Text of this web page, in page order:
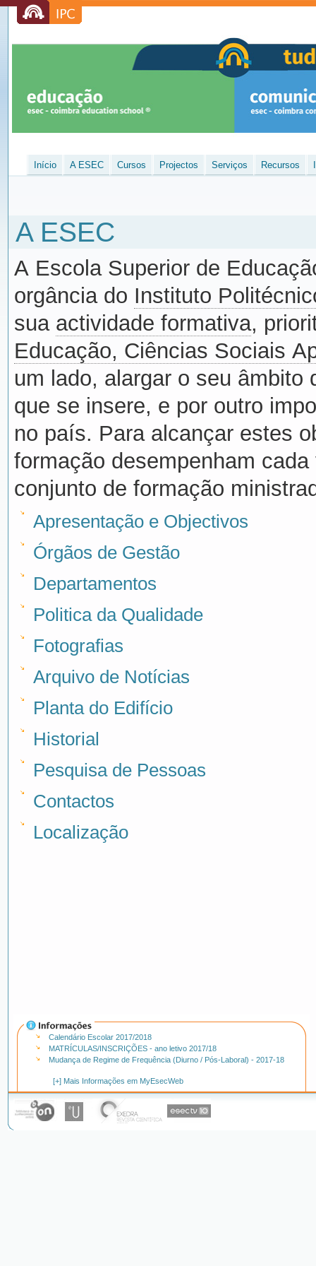
Início A ESEC Cursos Projectos Serviços Recursos
A ESEC
A Escola Superior de
orgância do Instituto
sua actividade formativa,
Educação, Ciências Sociais
um lado, alargar o seu âmbito
que se insere, e por outro
no país. Para alcançar estes
formação desempenham
conjunto de formação
Apresentação e Objectivos
Órgãos de Gestão
Departamentos
Politica da Qualidade
Fotografias
Arquivo de Notícias
Planta do Edifício
Historial
Pesquisa de Pessoas
Contactos
Localização
Calendário Escolar 2017/2018
MATRÍCULAS/INSCRIÇÕES - ano letivo 2017/18
Mudança de Regime de Frequência (Diurno / Pós-Laboral) - 2017-18
[+] Mais Informações em MyEsecWeb